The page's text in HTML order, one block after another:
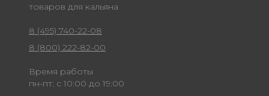
товаров для кальяна
8 (495) 740-22-08
8 (800) 222-82-00
Время работы
пн-пт: с 10:00 до 19:00